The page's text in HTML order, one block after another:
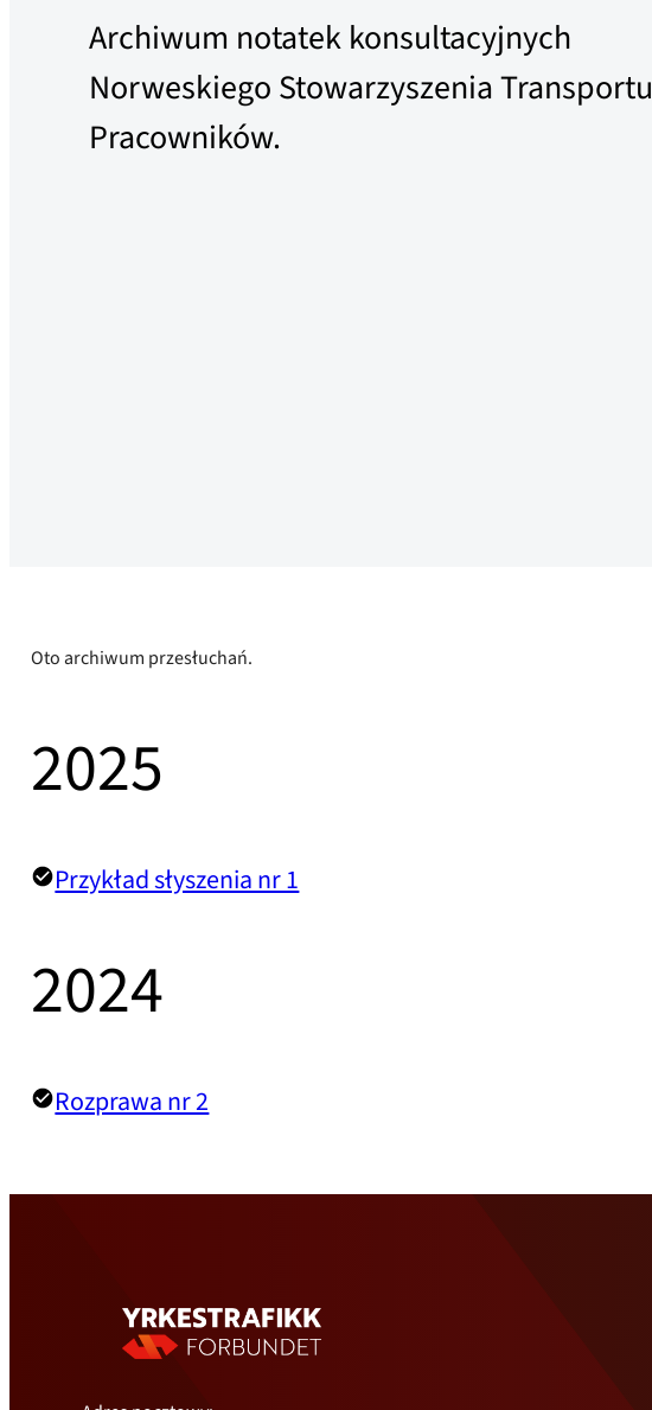
Archiwum notatek konsultacyjnych
Norweskiego Stowarzyszenia Transportu
Pracowników.
Oto archiwum przesłuchań.
2025
Przykład słyszenia nr 1
2024
Rozprawa nr 2